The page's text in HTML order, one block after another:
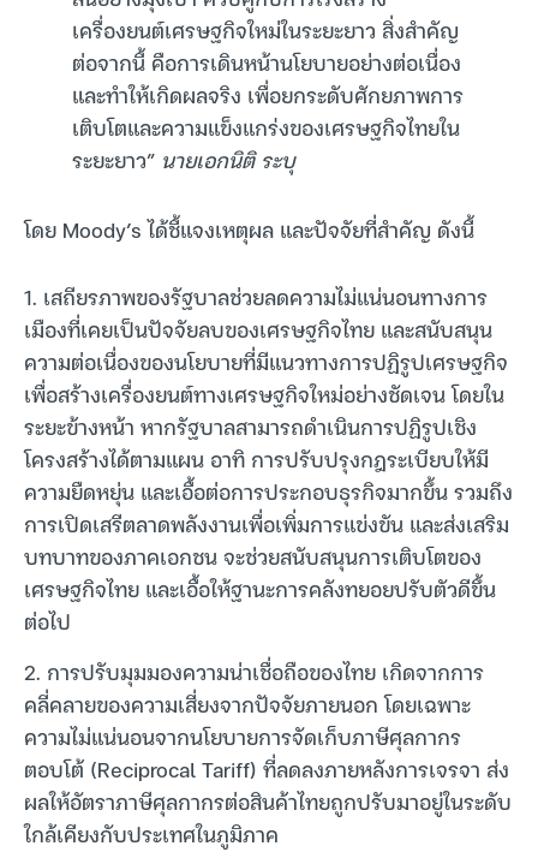
เครื่องยนต์เศรษฐกิจใหม่ในระยะยาว สิ่งสำคัญ
ต่อจากนี้ คือการเดินหน้านโยบายอย่างต่อเนื่อง
และทำให้เกิดผลจริง เพื่อยกระดับศักยภาพการ
เติบโตและความแข็งแกร่งของเศรษฐกิจไทยใน
ระยะยาว” นายเอกนิติ ระบุ
โดย Moody’s ได้ชี้แจงเหตุผล และปัจจัยที่สำคัญ ดังนี้
1. เสถียรภาพของรัฐบาลช่วยลดความไม่แน่นอนทางการ
เมืองที่เคยเป็นปัจจัยลบของเศรษฐกิจไทย และสนับสนุน
ความต่อเนื่องของนโยบายที่มีแนวทางการปฏิรูปเศรษฐกิจ
เพื่อสร้างเครื่องยนต์ทางเศรษฐกิจใหม่อย่างชัดเจน โดยใน
ระยะข้างหน้า หากรัฐบาลสามารถดำเนินการปฏิรูปเชิง
โครงสร้างได้ตามแผน อาทิ การปรับปรุงกฎระเบียบให้มี
ความยืดหยุ่น และเอื้อต่อการประกอบธุรกิจมากขึ้น รวมถึง
การเปิดเสรีตลาดพลังงานเพื่อเพิ่มการแข่งขัน และส่งเสริม
บทบาทของภาคเอกชน จะช่วยสนับสนุนการเติบโตของ
เศรษฐกิจไทย และเอื้อให้ฐานะการคลังทยอยปรับตัวดีขึ้น
ต่อไป
2. การปรับมุมมองความน่าเชื่อถือของไทย เกิดจากการ
คลี่คลายของความเสี่ยงจากปัจจัยภายนอก โดยเฉพาะ
ความไม่แน่นอนจากนโยบายการจัดเก็บภาษีศุลกากร
ตอบโต้ (Reciprocal Tariff) ที่ลดลงภายหลังการเจรจา ส่ง
ผลให้อัตราภาษีศุลกากรต่อสินค้าไทยถูกปรับมาอยู่ในระดับ
ใกล้เคียงกับประเทศในภูมิภาค